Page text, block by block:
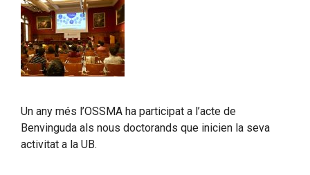
Un any més l’OSSMA ha participat a l’acte de
Benvinguda als nous doctorands que inicien la seva
activitat a la UB.